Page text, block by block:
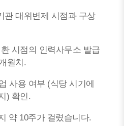
관 대위변제 시점과 구상
시점의 인력사무소 발급
월치.
사용 여부 (식당 시기에
) 확인.
약 10주가 걸렸습니다.